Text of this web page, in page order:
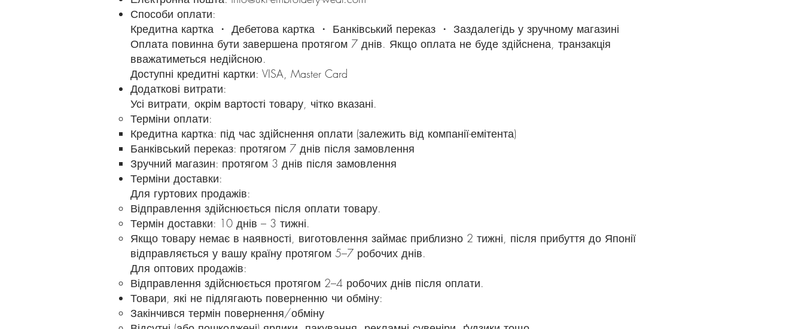
Способи оплати:
Кредитна картка ・ Дебетова картка ・ Банківський переказ ・ Заздалегідь у зручному магазині
Оплата повинна бути завершена протягом 7 днів. Якщо оплата не буде здійснена, транзакція
вважатиметься недійсною.
Доступні кредитні картки: VISA, Master Card
Додаткові витрати:
Усі витрати, окрім вартості товару, чітко вказані.
Терміни оплати:
Кредитна картка: під час здійснення оплати (залежить від компанії-емітента)
Банківський переказ: протягом 7 днів після замовлення
Зручний магазин: протягом 3 днів після замовлення
Терміни доставки:
Для гуртових продажів:
Відправлення здійснюється після оплати товару.
Термін доставки: 10 днів – 3 тижні.
Якщо товару немає в наявності, виготовлення займає приблизно 2 тижні, після прибуття до Японії
відправляється у вашу країну протягом 5–7 робочих днів.
Для оптових продажів:
Відправлення здійснюється протягом 2–4 робочих днів після оплати.
Товари, які не підлягають поверненню чи обміну:
Закінчився термін повернення/обміну